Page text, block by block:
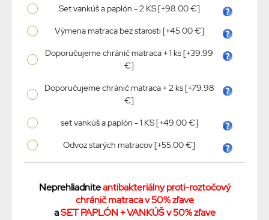
Set vankúš a paplón - 2 KS [+98.00 €]
Výmena matraca bez starosti [+45.00 €]
Doporučujeme chránič matraca + 1 ks [+39.99
€]
Doporučujeme chránič matraca + 2 ks [+79.98
€]
set vankúš a paplón - 1 KS [+49.00 €]
Odvoz starých matracov [+55.00 €]
Neprehliadniteantibakteriálny proti-roztočový
chránič matraca v 50% zľave
aSET PAPLÓN + VANKÚŠ v 50% zľave